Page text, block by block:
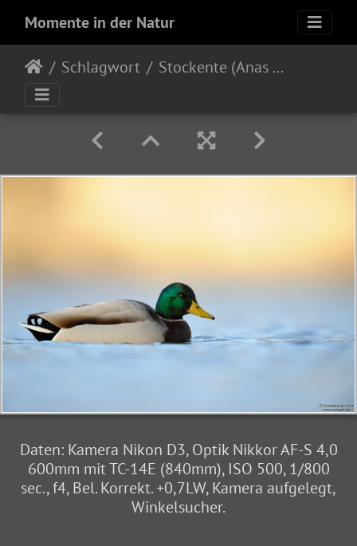
Momente in der Natur
Schlagwort Stockente (Anas platyrhynchos)
Daten: Kamera Nikon D3, Optik Nikkor AF-S 4,0
600mm mit TC-14E (840mm), ISO 500, 1/800
sec., f4, Bel. Korrekt. +0,7LW, Kamera aufgelegt,
Winkelsucher.